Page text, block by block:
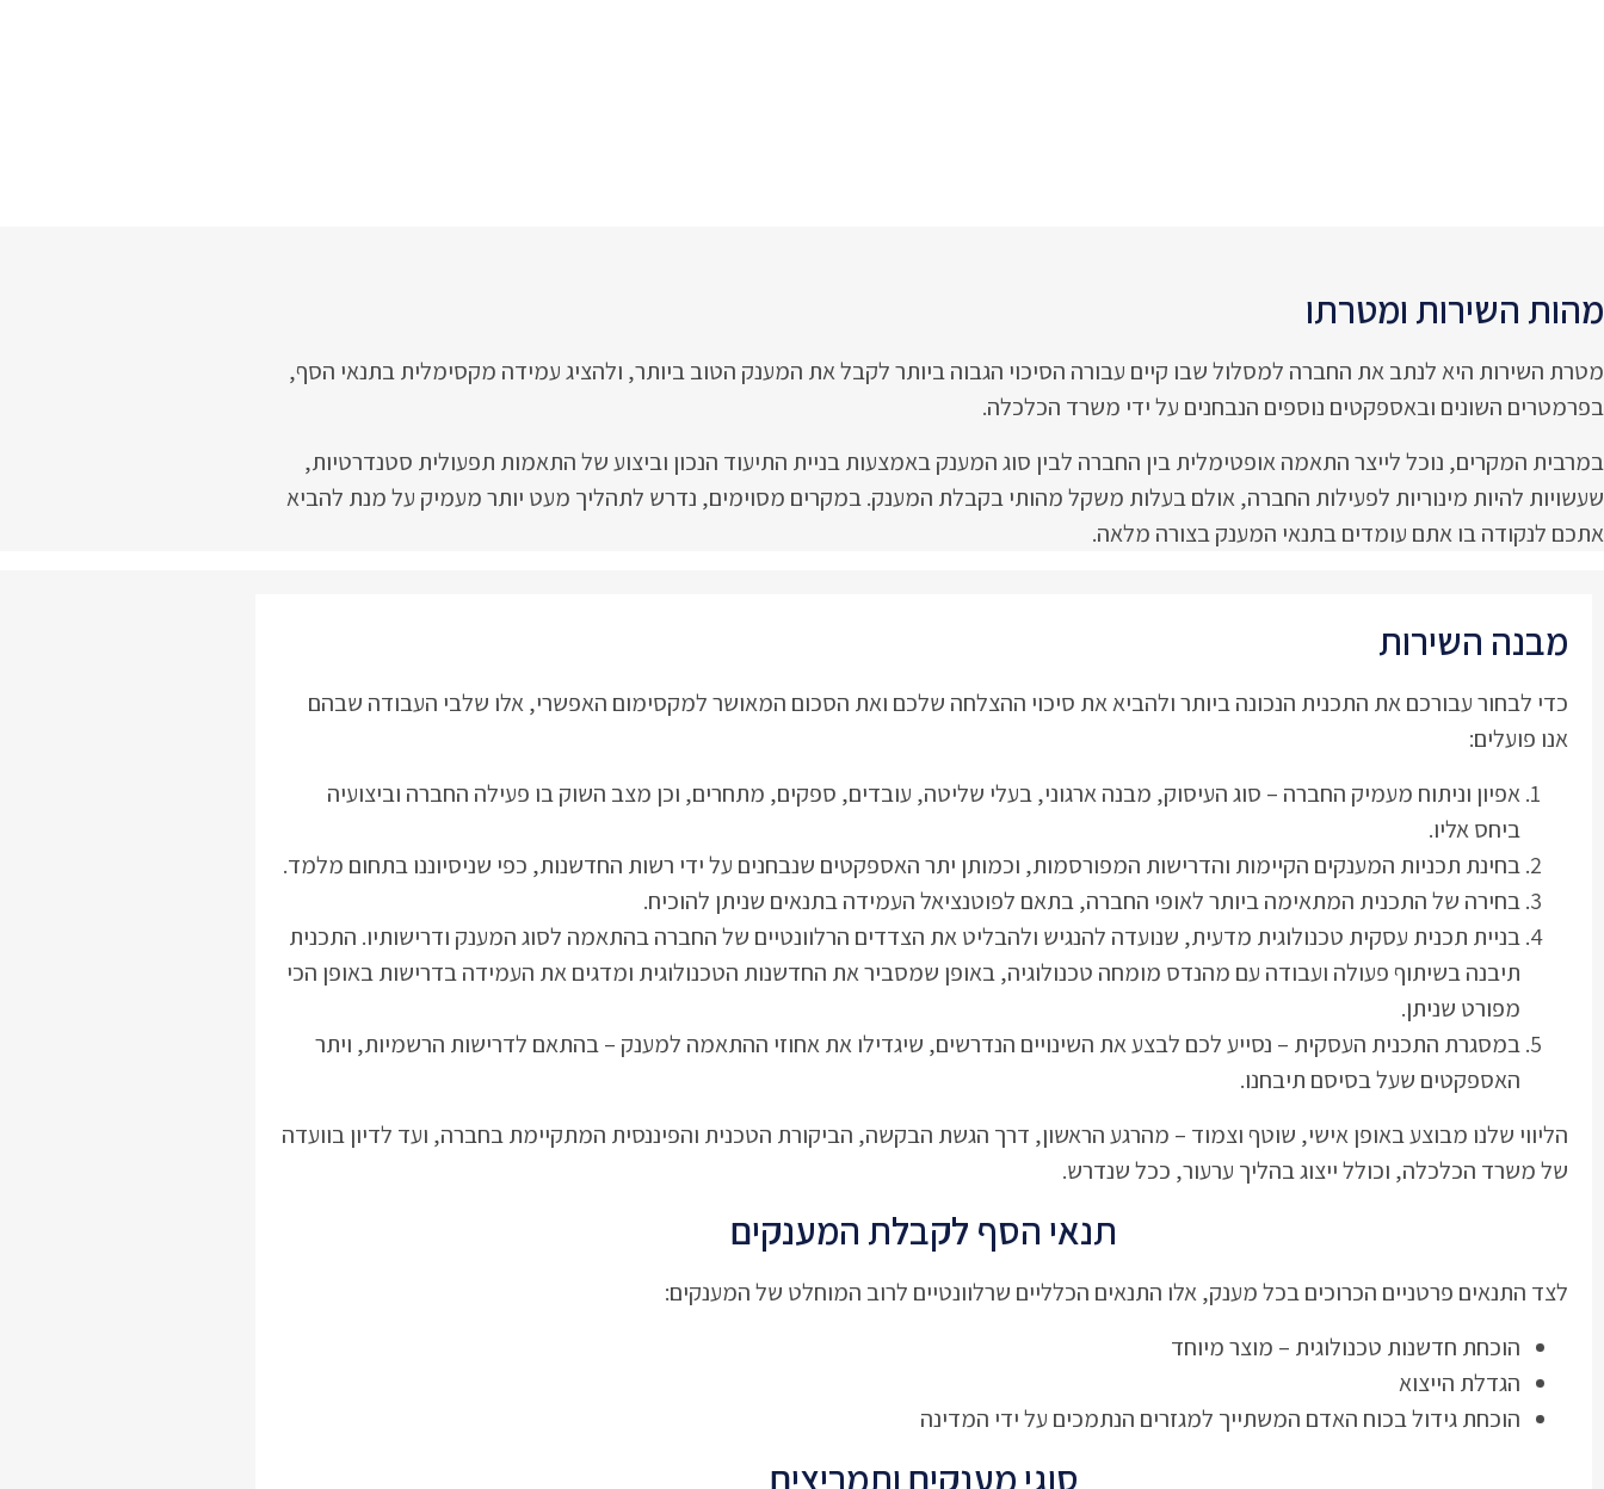
מהות השירות ומטרתו
מטרת השירות היא לנתב את החברה למסלול שבו קיים עבורה הסיכוי הגבוה ביותר לקבל את המענק הטוב ביותר, ולהציג עמידה מקסימלית בתנאי הסף,
בפרמטרים השונים ובאספקטים נוספים הנבחנים על ידי משרד הכלכלה.
במרבית המקרים, נוכל לייצר התאמה אופטימלית בין החברה לבין סוג המענק באמצעות בניית התיעוד הנכון וביצוע של התאמות תפעולית סטנדרטיות,
שעשויות להיות מינוריות לפעילות החברה, אולם בעלות משקל מהותי בקבלת המענק. במקרים מסוימים, נדרש לתהליך מעט יותר מעמיק על מנת להביא
אתכם לנקודה בו אתם עומדים בתנאי המענק בצורה מלאה.
מבנה השירות
כדי לבחור עבורכם את התכנית הנכונה ביותר ולהביא את סיכוי ההצלחה שלכם ואת הסכום המאושר למקסימום האפשרי, אלו שלבי העבודה שבהם
אנו פועלים:
אפיון וניתוח מעמיק החברה – סוג העיסוק, מבנה ארגוני, בעלי שליטה, עובדים, ספקים, מתחרים, וכן מצב השוק בו פעילה החברה וביצועיה
ביחס אליו.
בחינת תכניות המענקים הקיימות והדרישות המפורסמות, וכמותן יתר האספקטים שנבחנים על ידי רשות החדשנות, כפי שניסיוננו בתחום מלמד.
בחירה של התכנית המתאימה ביותר לאופי החברה, בתאם לפוטנציאל העמידה בתנאים שניתן להוכיח.
בניית תכנית עסקית טכנולוגית מדעית, שנועדה להנגיש ולהבליט את הצדדים הרלוונטיים של החברה בהתאמה לסוג המענק ודרישותיו. התכנית
תיבנה בשיתוף פעולה ועבודה עם מהנדס מומחה טכנולוגיה, באופן שמסביר את החדשנות הטכנולוגית ומדגים את העמידה בדרישות באופן הכי
מפורט שניתן.
במסגרת התכנית העסקית – נסייע לכם לבצע את השינויים הנדרשים, שיגדילו את אחוזי ההתאמה למענק – בהתאם לדרישות הרשמיות, ויתר
האספקטים שעל בסיסם תיבחנו.
הליווי שלנו מבוצע באופן אישי, שוטף וצמוד – מהרגע הראשון, דרך הגשת הבקשה, הביקורת הטכנית והפיננסית המתקיימת בחברה, ועד לדיון בוועדה
של משרד הכלכלה, וכולל ייצוג בהליך ערעור, ככל שנדרש.
תנאי הסף לקבלת המענקים
לצד התנאים פרטניים הכרוכים בכל מענק, אלו התנאים הכלליים שרלוונטיים לרוב המוחלט של המענקים:
הוכחת חדשנות טכנולוגית – מוצר מיוחד
הגדלת הייצוא
הוכחת גידול בכוח האדם המשתייך למגזרים הנתמכים על ידי המדינה
סוגי מענקים ותמריצים